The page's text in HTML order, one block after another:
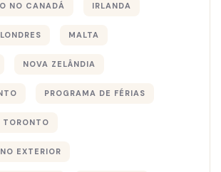
NO CANADÁ IRLANDA
LONDRES MALTA
NOVA ZELÂNDIA
PROGRAMA DE FÉRIAS
TORONTO
EXTERIOR